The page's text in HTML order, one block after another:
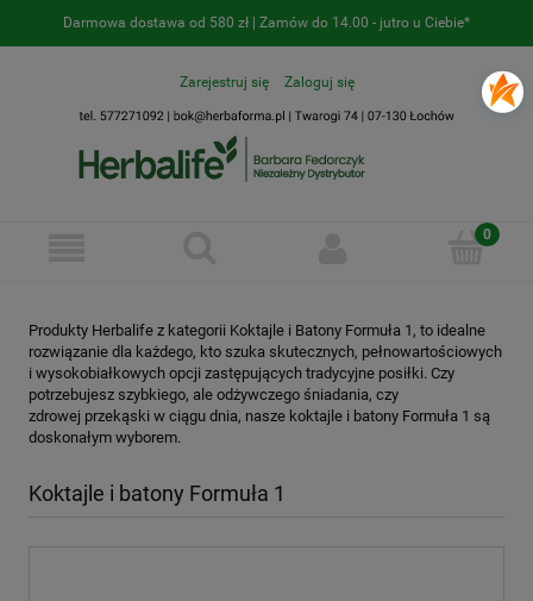
Darmowa dostawa od 580 zł | Zamów do 14.00 - jutro u Ciebie*
Zarejestruj się Zaloguj się
Produkty Herbalife z kategorii Koktajle i Batony Formuła 1, to idealne
rozwiązanie dla każdego, kto szuka skutecznych, pełnowartościowych
i wysokobiałkowych opcji zastępujących tradycyjne posiłki. Czy
potrzebujesz szybkiego, ale odżywczego śniadania, czy
zdrowej przekąski w ciągu dnia, nasze koktajle i batony Formuła 1 są
doskonałym wyborem.
Koktajle i batony Formuła 1